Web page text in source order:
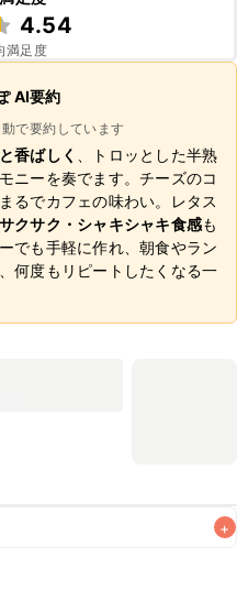
4.54
満足度
AI要約
で要約しています
香ばしく
、トロッとした半熟
ニーを奏でます。チーズのコ
るでカフェの味わい。レタス
クサク・シャキシャキ食感も
でも手軽に作れ、朝食やラン
何度もリピートしたくなる一
+
。なるべくお早めにお召